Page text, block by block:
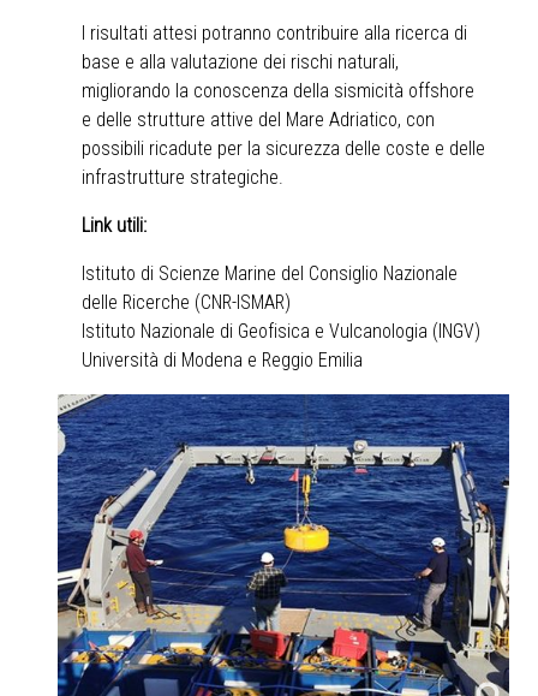
I risultati attesi potranno contribuire alla ricerca di
base e alla valutazione dei rischi naturali,
migliorando la conoscenza della sismicità offshore
e delle strutture attive del Mare Adriatico, con
possibili ricadute per la sicurezza delle coste e delle
infrastrutture strategiche.
Link utili:
Istituto di Scienze Marine del Consiglio Nazionale
delle Ricerche (CNR-ISMAR)
Istituto Nazionale di Geofisica e Vulcanologia (INGV)
Università di Modena e Reggio Emilia